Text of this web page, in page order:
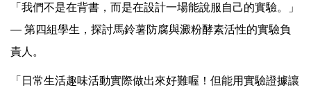
「我們不是在背書，而是在設計一場能說服自己的實驗。」
— 第四組學生，探討馬鈴薯防腐與澱粉酵素活性的實驗負
責人。
「日常生活趣味活動實際做出來好難喔！但能用實驗證據讓